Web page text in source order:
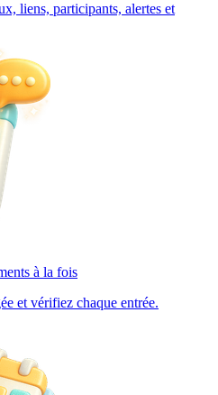
liens, participants, alertes et
à la fois
et vérifiez chaque entrée.